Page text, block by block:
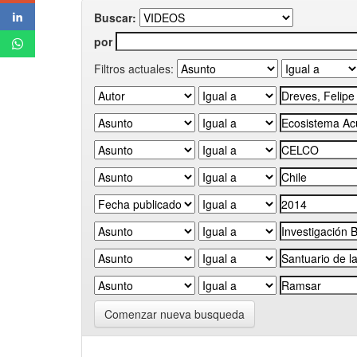
Buscar:
por
Filtros actuales:
Comenzar nueva busqueda